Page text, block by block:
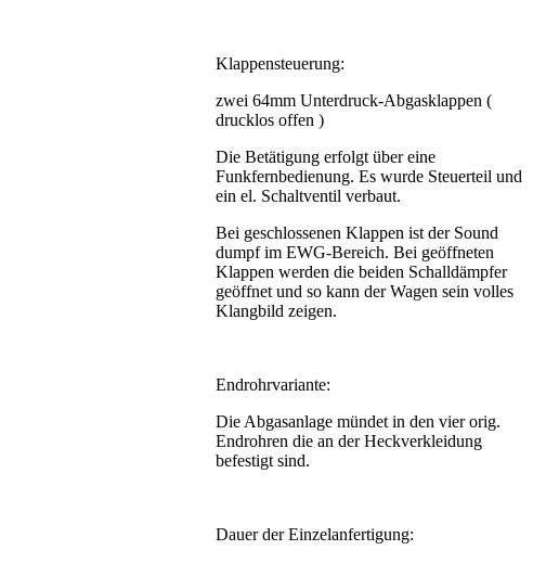
Klappensteuerung:
zwei 64mm Unterdruck-Abgasklappen (
drucklos offen )
Die Betätigung erfolgt über eine
Funkfernbedienung. Es wurde Steuerteil und
ein el. Schaltventil verbaut.
Bei geschlossenen Klappen ist der Sound
dumpf im EWG-Bereich. Bei geöffneten
Klappen werden die beiden Schalldämpfer
geöffnet und so kann der Wagen sein volles
Klangbild zeigen.
Endrohrvariante:
Die Abgasanlage mündet in den vier orig.
Endrohren die an der Heckverkleidung
befestigt sind.
Dauer der Einzelanfertigung: